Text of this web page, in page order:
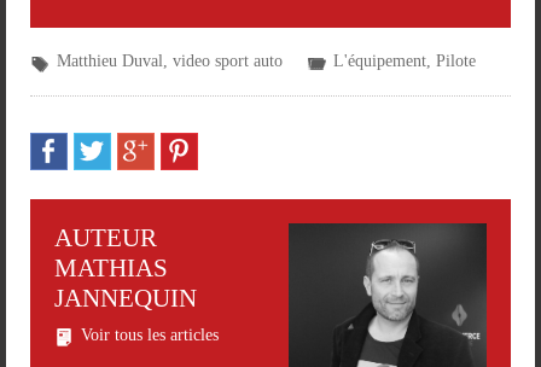
Matthieu Duval video sport auto L'équipement Pilote
AUTEUR
MATHIAS
JANNEQUIN
Voir tous les articles